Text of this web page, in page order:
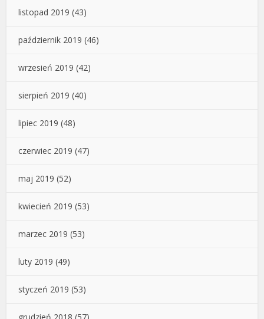
listopad 2019 (43)
październik 2019 (46)
wrzesień 2019 (42)
sierpień 2019 (40)
lipiec 2019 (48)
czerwiec 2019 (47)
maj 2019 (52)
kwiecień 2019 (53)
marzec 2019 (53)
luty 2019 (49)
styczeń 2019 (53)